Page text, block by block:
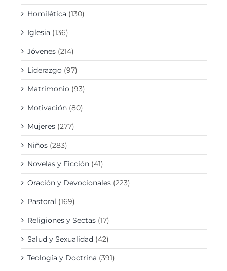
Homilética (130)
Iglesia (136)
Jóvenes (214)
Liderazgo (97)
Matrimonio (93)
Motivación (80)
Mujeres (277)
Niños (283)
Novelas y Ficción (41)
Oración y Devocionales (223)
Pastoral (169)
Religiones y Sectas (17)
Salud y Sexualidad (42)
Teología y Doctrina (391)